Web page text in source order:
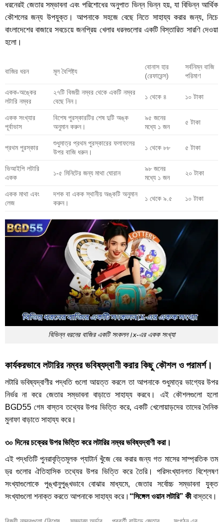
ধরনেরই জেতার সম্ভাবনা এবং পরিশোধের অনুপাত ভিন্ন ভিন্ন হয়, যা বিভিন্ন আর্থিক
কৌশলের জন্য উপযুক্ত। আপনাকে সহজে বেছে নিতে সাহায্য করার জন্য, নিচে
বাংলাদেশের বাজারে সবচেয়ে জনপ্রিয় খেলার ধরনগুলোর একটি বিস্তারিত সারণি দেওয়া
হলো।
বাজির ধরন মূল বৈশিষ্ট্য
বোনাস হার
(রেফারেন্স)
সর্বনিম্ন বাজি
পরিমাণ
একক-অঙ্কের
লটারি নম্বর
২৭টি বিজয়ী নম্বর থেকে একটি নম্বর
বেছে নিন।
১ থেকে ৪ ১০ টাকা
একক সংখ্যার
পূর্বাভাস
বিশেষ পুরস্কারটির শেষ দুটি অঙ্ক
অনুমান করুন।
৯৫ জনের
মধ্যে ১ জন
৫ টাকা
প্রথম পুরস্কার
শুধুমাত্র প্রথম পুরস্কারের ফলাফলের
উপর বাজি ধরুন।
১ থেকে ৮৮ ৫ টাকা
ভিআইপি লটারি
একক
১-৫ মিনিটের জন্য মাথা ঘোরান
৯৮ জনের
মধ্যে ১ জন
২০ টাকা
একক মাথা এবং
লেজ
দশক বা একক স্থানীয় অঙ্কটি অনুমান
করুন।
১ থেকে ৯.৫ ১০ টাকা
বিভিন্ন ধরনের বাজির একটি সংকলন।x-এর একক সংখ্যা
কার্যকরভাবে লটারির নম্বর ভবিষ্যদ্বাণী করার কিছু কৌশল ও পরামর্শ।
লটারি ভবিষ্যদ্বাণীর পদ্ধতি গুলো আয়ত্ত করলে তা আপনাকে শুধুমাত্র ভাগ্যের উপর
নির্ভর না করে জেতার সম্ভাবনা বাড়াতে সাহায্য করবে। এই কৌশলগুলো হলো
BGD55 গেম বাস্তব তথ্যের উপর ভিত্তি করে, একটি খেলোয়াড়দের তাদের দৈনিক
মুনাফা বাড়াতে সাহায্য করে।
৩০ দিনের চক্রের উপর ভিত্তি করে লটারির নম্বর ভবিষ্যদ্বাণী করা।
এই পদ্ধতিটি পুনরাবৃত্তিমূলক প্যাটার্ন খুঁজে বের করার জন্য গত মাসের সাম্প্রতিক তম
ড্র গুলোর ঐতিহাসিক তথ্যের উপর ভিত্তি করে তৈরি। পরিসংখ্যানগত বিশ্লেষণ
সংখ্যাগুলোকে পুঙ্খানুপুঙ্খভাবে বোঝার মাধ্যমে, জেতার সর্বোচ্চ সম্ভাবনা যুক্ত
সংখ্যাগুলো শনাক্ত করতে আপনাকে সাহায্য করে। “সিঙ্গেল ওয়ান লটারি” কীবাস্তবে।